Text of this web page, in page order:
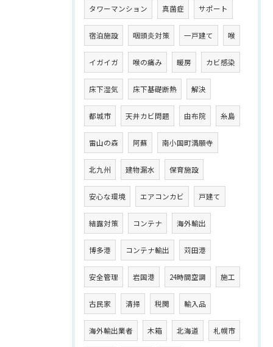
タワーマンション 真菌症 サポート
宿泊施設 咽頭炎対策 一戸建て 喉
イガイガ 喉の痛み 暖房 カビ感染
床下湿気 床下基礎断熱 解決
都城市 天井カビ問題 由布院 糸島
雷山の森 阿蘇 南小国町満願寺
北九州 建物漏水 保育施設
安心な環境 エアコンカビ 戸建て
結露対策 コンテナ 海外輸出
博多港 コンテナ輸出 苅田港
安全管理 岩国港 24時間空調 施工
古民家 清掃 税関 輸入品
海外輸出業者 木箱 北海道 札幌市